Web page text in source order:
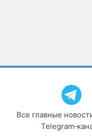
Все главные